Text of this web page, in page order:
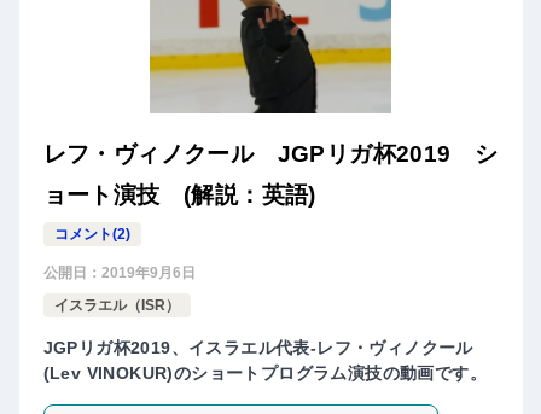
レフ・ヴィノクール JGPリガ杯2019 シ
ョート演技 (解説：英語)
コメント(2)
公開日： 2019年9月6日
イスラエル（ISR）
JGPリガ杯2019、イスラエル代表-レフ・ヴィノクール
(Lev VINOKUR)のショートプログラム演技の動画です。